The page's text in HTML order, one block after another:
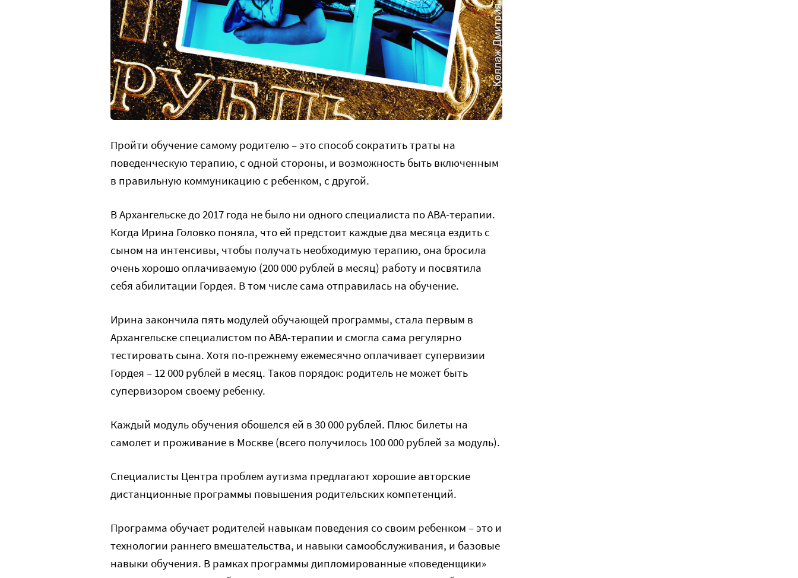
Пройти обучение самому родителю – это способ сократить траты на
поведенческую терапию, с одной стороны, и возможность быть включенным
в правильную коммуникацию с ребенком, с другой.
В Архангельске до 2017 года не было ни одного специалиста по АВА-терапии.
Когда Ирина Головко поняла, что ей предстоит каждые два месяца ездить с
сыном на интенсивы, чтобы получать необходимую терапию, она бросила
очень хорошо оплачиваемую (200 000 рублей в месяц) работу и посвятила
себя абилитации Гордея. В том числе сама отправилась на обучение.
Ирина закончила пять модулей обучающей программы, стала первым в
Архангельске специалистом по АВА-терапии и смогла сама регулярно
тестировать сына. Хотя по-прежнему ежемесячно оплачивает супервизии
Гордея – 12 000 рублей в месяц. Таков порядок: родитель не может быть
супервизором своему ребенку.
Каждый модуль обучения обошелся ей в 30 000 рублей. Плюс билеты на
самолет и проживание в Москве (всего получилось 100 000 рублей за модуль).
Специалисты Центра проблем аутизма предлагают хорошие авторские
дистанционные программы повышения родительских компетенций.
Программа обучает родителей навыкам поведения со своим ребенком – это и
технологии раннего вмешательства, и навыки самообслуживания, и базовые
навыки обучения. В рамках программы дипломированные «поведенщики»